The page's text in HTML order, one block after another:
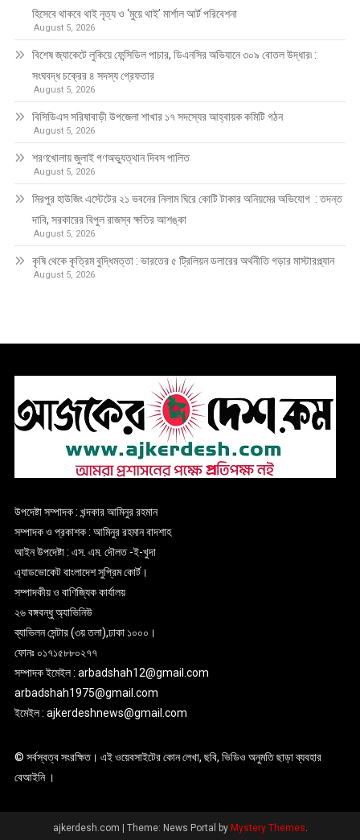
হিসেবে থাকবে থাই নৃত্য ও ‘মুয়ে থাই’ মার্শাল আর্ট পরিবেশনা
August 5, 2026
বিশেষ জ্যাকেটে লুকিয়ে ফেন্সিডিল পাচার, ডিএনসির অভিযানে ৩০৯ বোতল উদ্ধার৷ :
সংঘবদ্ধ চক্রের ৪ সদস্য গ্রেফতার
August 5, 2026
বিসিডিএস সরিষাবাড়ী উপজেলা শাখার ১৭ সদস্যের আহ্বায়ক কমিটি গঠন
August 5, 2026
শরণখোলায় জুলাই গণঅভ্যুত্থান দিবস পালিত
August 5, 2026
মিরপুর হাউজিং এস্টেটের ২১ ভবনের নিলাম ঘিরে কোটি টাকার অনিয়মের অভিযোগ : তদন্ত
দাবি, সরকারের বিপুল রাজস্ব ক্ষতির আশঙ্কা
August 5, 2026
কৃষি থেকে কৃত্রিম বুদ্ধিমত্তা : ভারতের ৫ ট্রিলিয়ন ডলারের অর্থনীতি গড়ার মাস্টারপ্ল্যান
August 5, 2026
উপদেষ্টা সম্পাদক : খন্দকার আমিনুর রহমান
সম্পাদক ও প্রকাশক : আমিনুর রহমান বাদশাহ
আইন উপদেষ্টা : এস. এম. দৌলত -ই-খুদা
এ্যাডভোকেট বাংলাদেশ সুপ্রিম কোর্ট।
সম্পাদকীয় ও বাণিজ্যিক কার্যালয়
২৬ বঙ্গবন্ধু অ্যাভিনিউ
ব্যাভিলন সেন্টার (৩য় তলা),ঢাকা ১০০০।
ফোনঃ ০১৭১৫৮৮০২৭৭
সম্পাদক ইমেইল : arbadshah12@gmail.com
arbadshah1975@gmail.com
ইমেইল : ajkerdeshnews@gmail.com
© সর্বস্বত্ব সংরক্ষিত। এই ওয়েবসাইটের কোন লেখা, ছবি, ভিডিও অনুমতি ছাড়া ব্যবহার
বেআইনি ।
ajkerdesh.com Theme: News Portal by Mystery Themes.